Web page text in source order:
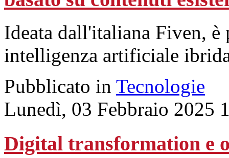
Ideata dall'italiana Fiven,
intelligenza artificiale
Pubblicato in Tecnologie
Lunedì, 03 Febbraio 2025
Digital transformation e